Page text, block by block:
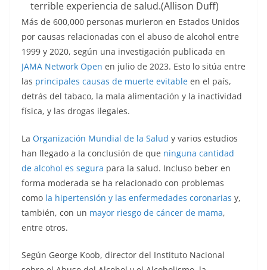
terrible experiencia de salud.(Allison Duff)
Más de 600,000 personas murieron en Estados Unidos
por causas relacionadas con el abuso de alcohol entre
1999 y 2020, según una investigación publicada en
JAMA Network Open en julio de 2023. Esto lo sitúa entre
las principales causas de muerte evitable en el país,
detrás del tabaco, la mala alimentación y la inactividad
física, y las drogas ilegales.
La Organización Mundial de la Salud y varios estudios
han llegado a la conclusión de que ninguna cantidad
de alcohol es segura para la salud. Incluso beber en
forma moderada se ha relacionado con problemas
como la hipertensión y las enfermedades coronarias y,
también, con un mayor riesgo de cáncer de mama,
entre otros.
Según George Koob, director del Instituto Nacional